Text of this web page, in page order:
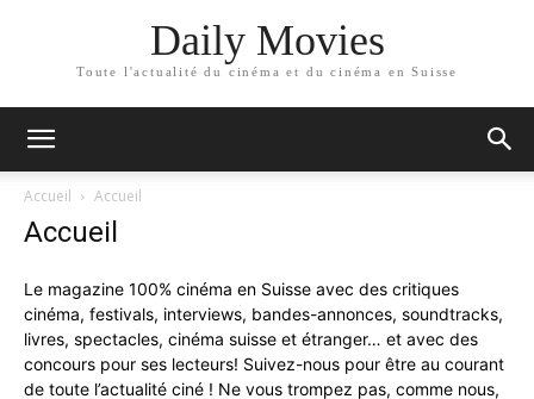
Daily Movies
Toute l'actualité du cinéma et du cinéma en Suisse
Accueil Accueil
Accueil
Le magazine 100% cinéma en Suisse avec des critiques
cinéma, festivals, interviews, bandes-annonces, soundtracks,
livres, spectacles, cinéma suisse et étranger… et avec des
concours pour ses lecteurs! Suivez-nous pour être au courant
de toute l’actualité ciné ! Ne vous trompez pas, comme nous,